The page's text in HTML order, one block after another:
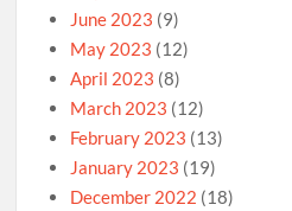
June 2023 (9)
May 2023 (12)
April 2023 (8)
March 2023 (12)
February 2023 (13)
January 2023 (19)
December 2022 (18)